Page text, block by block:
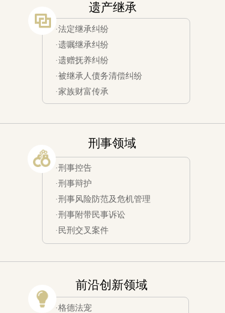
遗产继承
·法定继承纠纷
·遗嘱继承纠纷
·遗赠抚养纠纷
·被继承人债务清偿纠纷
·家族财富传承
刑事领域
·刑事控告
·刑事辩护
·刑事风险防范及危机管理
·刑事附带民事诉讼
·民刑交叉案件
前沿创新领域
·格德法宠